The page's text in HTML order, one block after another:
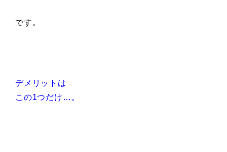
です。
デメリットは
この1つだけ…。